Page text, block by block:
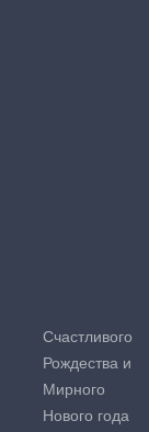
Счастливого
Рождества и
Мирного
Нового года